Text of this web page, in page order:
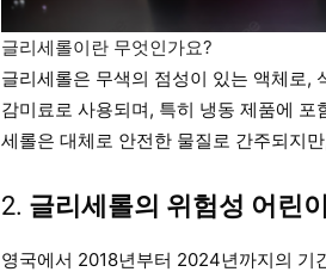
글리세롤이란 무엇인가요?
글리세롤은 무색의 점성이 있는 액체로,
감미료로 사용되며, 특히 냉동 제품에
세롤은 대체로 안전한 물질로 간주되지
2. 글리세롤의 위험성 어린
영국에서 2018년부터 2024년까지의 기